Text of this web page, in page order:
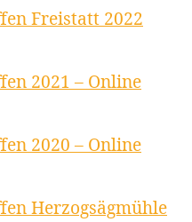
Freistatt 2022
2021 – Online
2020 – Online
Herzogsägmühle